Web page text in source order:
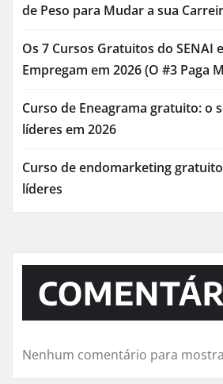
de Peso para Mudar a sua
Os 7 Cursos Gratuitos do SENAI
Empregam em 2026 (O #3 Paga
Curso de Eneagrama gratuito: o
líderes em 2026
Curso de endomarketing
líderes
Nenhum comentário para